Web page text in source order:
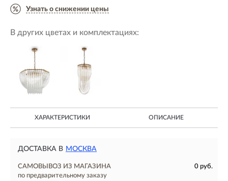
Узнать о снижении цены
В других цветах и комплектациях:
ХАРАКТЕРИСТИКИ ОПИСАНИЕ
ДОСТАВКА В МОСКВА
САМОВЫВОЗ ИЗ МАГАЗИНА
0 руб.
по предварительному заказу